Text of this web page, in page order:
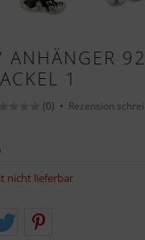
ANHÄNGER
1
(0) • Rezension
nicht lieferbar